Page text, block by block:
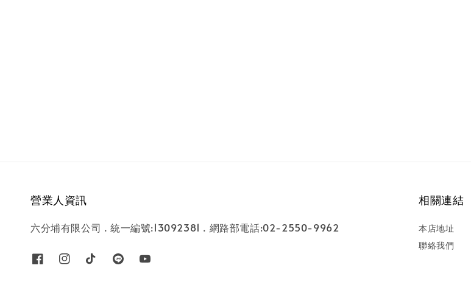
營業人資訊
六分埔有限公司 . 統一編號:13092381 . 網路部電話:02-2550-9962
相關連結
本店地址
聯絡我們